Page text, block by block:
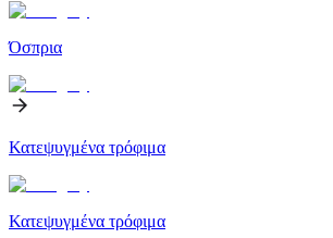
Όσπρια
Κατεψυγμένα τρόφιμα
Κατεψυγμένα τρόφιμα